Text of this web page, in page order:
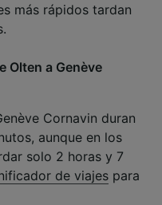
más rápidos tardan
Olten a Genève
Cornavin duran
aunque en los
solo 2 horas y 7
de viajes para